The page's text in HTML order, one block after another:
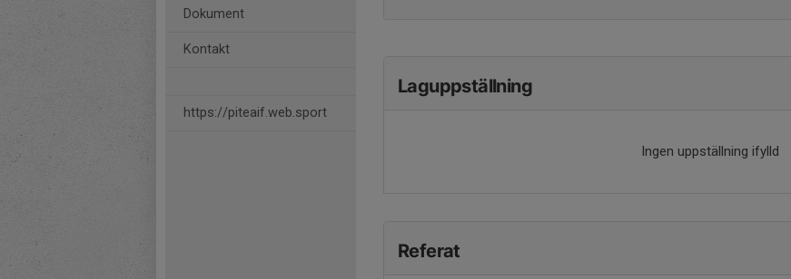
Dokument
Kontakt
https://piteaif.web.sport
Laguppställning
Ingen uppställning ifylld
Referat